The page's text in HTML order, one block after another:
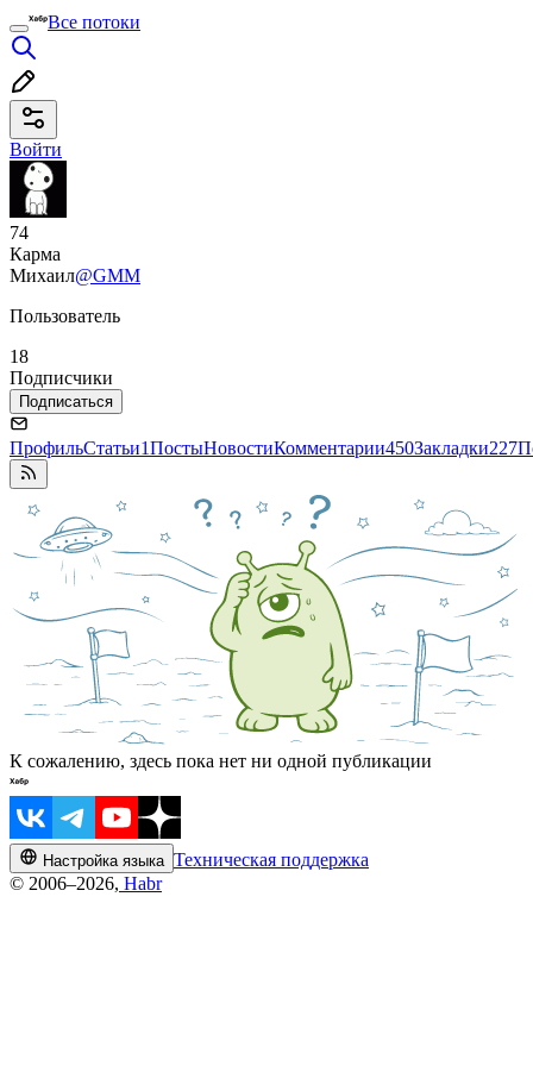
Все потоки
Войти
74
Карма
Михаил@GMM
Пользователь
18
Подписчики
Подписаться
ПрофильСтатьи1ПостыНовостиКомментарии450Закладки227
К сожалению, здесь пока нет ни одной публикации
Настройка языка Техническая поддержка
© 2006–2026, Habr